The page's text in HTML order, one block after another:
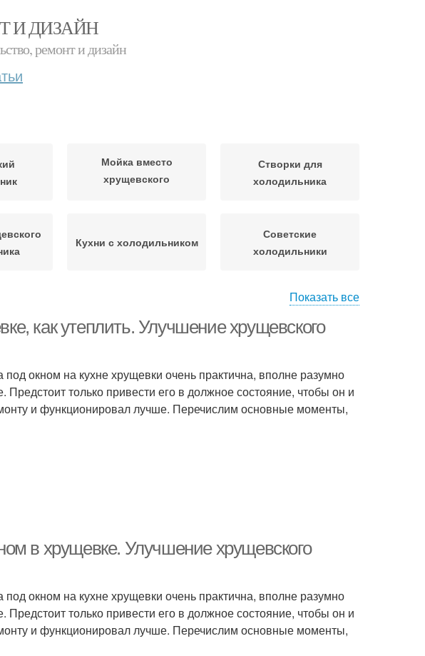
И ДИЗАЙН
ремонт и дизайн
Мойка вместо
хрущевского
Створки для
холодильника
Кухни с холодильником
Советские
холодильники
рабочей зоной
в
Холодильник под окно
Двери на хрущевский
холодильник
Показать все
как утеплить. Улучшение хрущевского
окном на кухне хрущевки очень практична, вполне разумно
Предстоит только привести его в должное состояние, чтобы он и
и функционировал лучше. Перечислим основные моменты,
в хрущевке. Улучшение хрущевского
окном на кухне хрущевки очень практична, вполне разумно
Предстоит только привести его в должное состояние, чтобы он и
и функционировал лучше. Перечислим основные моменты,